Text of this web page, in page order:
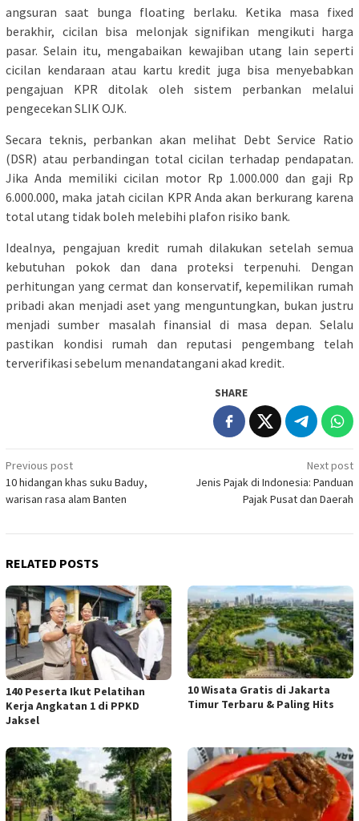
angsuran saat bunga floating berlaku. Ketika masa fixed
berakhir, cicilan bisa melonjak signifikan mengikuti harga
pasar. Selain itu, mengabaikan kewajiban utang lain seperti
cicilan kendaraan atau kartu kredit juga bisa menyebabkan
pengajuan KPR ditolak oleh sistem perbankan melalui
pengecekan SLIK OJK.
Secara teknis, perbankan akan melihat Debt Service Ratio
(DSR) atau perbandingan total cicilan terhadap pendapatan.
Jika Anda memiliki cicilan motor Rp 1.000.000 dan gaji Rp
6.000.000, maka jatah cicilan KPR Anda akan berkurang karena
total utang tidak boleh melebihi plafon risiko bank.
Idealnya, pengajuan kredit rumah dilakukan setelah semua
kebutuhan pokok dan dana proteksi terpenuhi. Dengan
perhitungan yang cermat dan konservatif, kepemilikan rumah
pribadi akan menjadi aset yang menguntungkan, bukan justru
menjadi sumber masalah finansial di masa depan. Selalu
pastikan kondisi rumah dan reputasi pengembang telah
terverifikasi sebelum menandatangani akad kredit.
SHARE
Post
navigation
Previous post
10 hidangan khas suku Baduy,
warisan rasa alam Banten
Next post
Jenis Pajak di Indonesia: Panduan
Pajak Pusat dan Daerah
RELATED POSTS
140 Peserta Ikut Pelatihan
Kerja Angkatan 1 di PPKD
Jaksel
10 Wisata Gratis di Jakarta
Timur Terbaru & Paling Hits